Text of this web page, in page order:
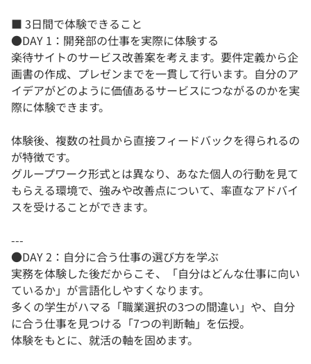
■ 3日間で体験できること
●DAY 1：開発部の仕事を実際に体験する
楽待サイトのサービス改善案を考えます。要件定義から企
画書の作成、プレゼンまでを一貫して行います。自分のア
イデアがどのように価値あるサービスにつながるのかを実
際に体験できます。
体験後、複数の社員から直接フィードバックを得られるの
が特徴です。
グループワーク形式とは異なり、あなた個人の行動を見て
もらえる環境で、強みや改善点について、率直なアドバイ
スを受けることができます。
---
●DAY 2：自分に合う仕事の選び方を学ぶ
実務を体験した後だからこそ、「自分はどんな仕事に向い
ているか」が言語化しやすくなります。
多くの学生がハマる「職業選択の3つの間違い」や、自分
に合う仕事を見つける「7つの判断軸」を伝授。
体験をもとに、就活の軸を固めます。